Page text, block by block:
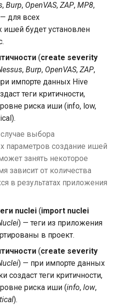
, Burp, OpenVAS, ZAP, MP8,
для всех
будет установлен
(create severity
, Burp, OpenVAS, ZAP,
импорте данных Hive
теги критичности,
риска иши (info, low,
выбора
параметров создание ишей
занять некоторое
зависит от количества
в результатах приложения
nuclei (import nuclei
) — теги из приложения
в проект.
(create severity
) — при импорте данных
создаст теги критичности,
риска иши (info, low,
).